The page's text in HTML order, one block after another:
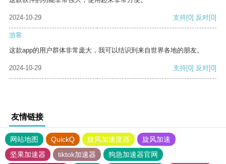
2024-10-29 支持[0] 反对[0]
游客
这款app的用户群体非常庞大，我可以结识到来自世界各地的朋友。
2024-10-29 支持[0] 反对[0]
友情链接
网站地图 QuickQ 旋风加速度器
旋风加速
坚果加速器
tiktok加速器
狗急加速器官网